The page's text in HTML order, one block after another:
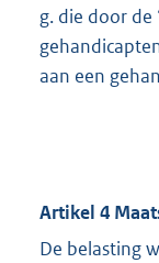
g. die door de
aan een
Artikel 4
De belasting